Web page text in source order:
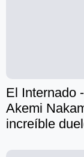
El Internado
Akemi
increíble